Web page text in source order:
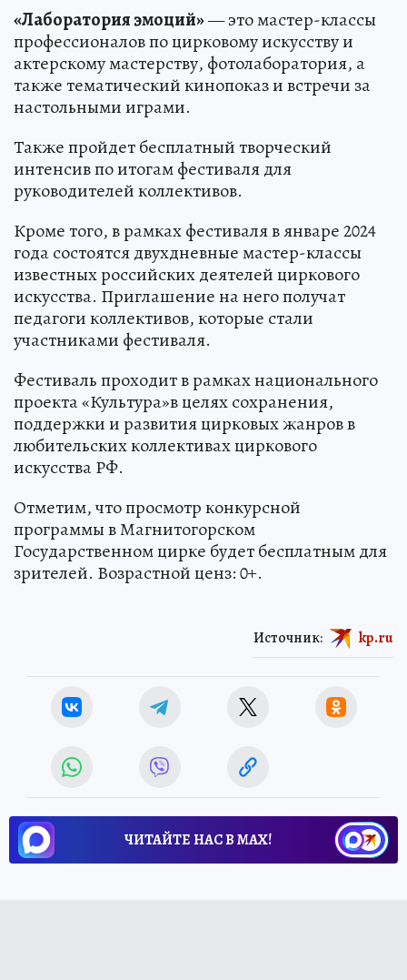
«Лаборатория эмоций»— это мастер-классы
профессионалов по цирковому искусству и
актерскому мастерству, фотолаборатория, а
также тематический кинопоказ и встречи за
настольными играми.
Также пройдет бесплатный творческий
интенсив по итогам фестиваля для
руководителей коллективов.
Кроме того, в рамках фестиваля в январе 2024
года состоятся двухдневные мастер-классы
известных российских деятелей циркового
искусства. Приглашение на него получат
педагоги коллективов, которые стали
участниками фестиваля.
Фестиваль проходит в рамках национального
проекта «Культура»в целях сохранения,
поддержки и развития цирковых жанров в
любительских коллективах циркового
искусства РФ.
Отметим, что просмотр конкурсной
программы в Магнитогорском
Государственном цирке будет бесплатным для
зрителей. Возрастной ценз: 0+.
Источник: kp.ru
ЧИТАЙТЕ НАС В МАХ!